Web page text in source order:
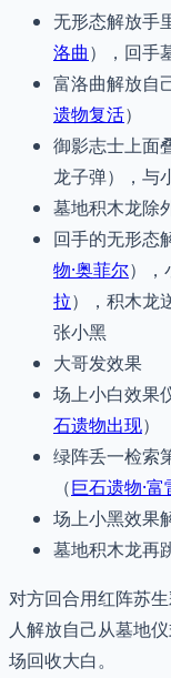
无形态解放手
洛曲），回手
富洛曲解放自
遗物复活）
御影志士上面
龙子弹），与
墓地积木龙除
回手的无形态
物·奥菲尔），
拉），积木龙
张小黑
大哥发效果
场上小白效果
石遗物出现）
绿阵丢一检索
（巨石遗物·富
场上小黑效果
墓地积木龙再
对方回合用红阵苏
人解放自己从墓地
场回收大白。